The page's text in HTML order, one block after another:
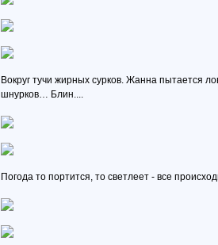
Вокруг тучи жирных сурков. Жанна пытается
шнурков… Блин....
Погода то портится, то светлеет - все